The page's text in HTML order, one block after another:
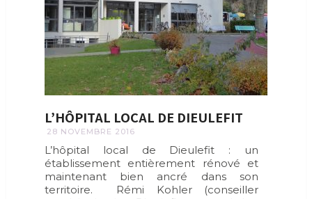
L’HÔPITAL LOCAL DE DIEULEFIT
28 NOVEMBRE 2016
L’hôpital local de Dieulefit : un
établissement entièrement rénové et
maintenant bien ancré dans son
territoire. Rémi Kohler (conseiller